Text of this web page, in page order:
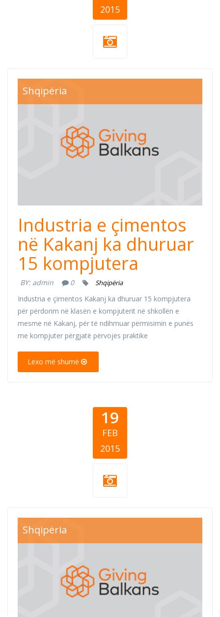
2015
Shqipëria
Industria e çimentos
në Kakanj ka dhuruar
15 kompjutera
BY: admin 0 Shqipëria
Industria e çimentos Kakanj ka dhuruar 15 kompjutera
për përdorim në klasën e kompjuterit në shkollën e
mesme në Kakanj, për të ndihmuar përmisimin e punës
me kompjuter përgjatë përvojës praktike
Lexo më shumë
19
FEB
2015
Shqipëria